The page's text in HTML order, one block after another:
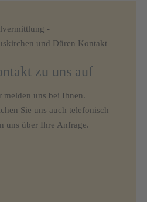
zu uns auf
melden uns bei Ihnen.
Sie uns auch telefonisch
uns über Ihre Anfrage.